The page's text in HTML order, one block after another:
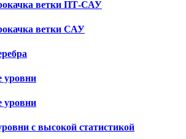
ветки ПТ-САУ
ветки САУ
уровни
уровни
с высокой статистикой